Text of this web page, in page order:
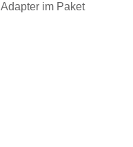
im Paket